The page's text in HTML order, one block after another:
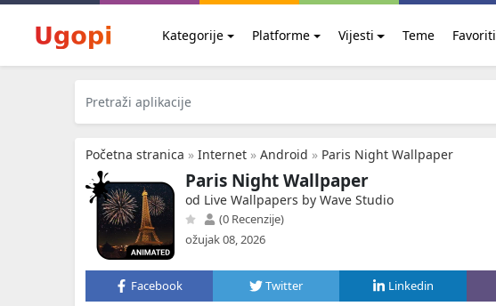
Kategorije Platforme Vijesti Teme Favoriti
Početna stranica » Internet » Android » Paris Night Wallpaper
Paris Night Wallpaper
od Live Wallpapers by Wave Studio
(0 Recenzije)
ožujak 08, 2026
Facebook Twitter Linkedin